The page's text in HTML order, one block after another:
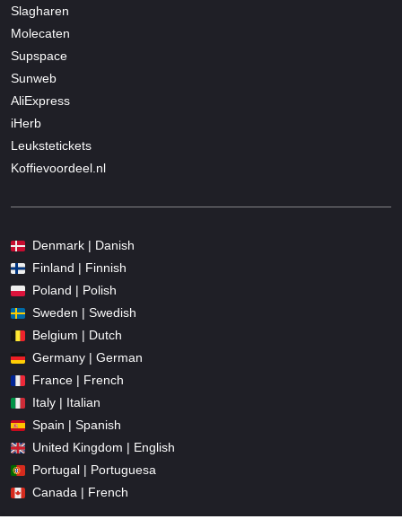
Slagharen
Molecaten
Supspace
Sunweb
AliExpress
iHerb
Leukstetickets
Koffievoordeel.nl
Denmark | Danish
Finland | Finnish
Poland | Polish
Sweden | Swedish
Belgium | Dutch
Germany | German
France | French
Italy | Italian
Spain | Spanish
United Kingdom | English
Portugal | Portuguesa
Canada | French